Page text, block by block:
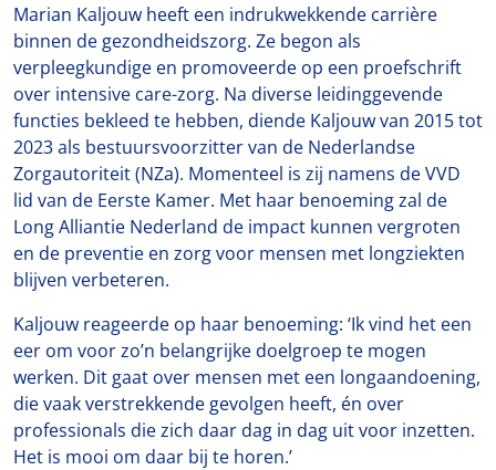
Marian Kaljouw heeft een indrukwekkende carrière
binnen de gezondheidszorg. Ze begon als
verpleegkundige en promoveerde op een proefschrift
over intensive care-zorg. Na diverse leidinggevende
functies bekleed te hebben, diende Kaljouw van 2015 tot
2023 als bestuursvoorzitter van de Nederlandse
Zorgautoriteit (NZa). Momenteel is zij namens de VVD
lid van de Eerste Kamer. Met haar benoeming zal de
Long Alliantie Nederland de impact kunnen vergroten
en de preventie en zorg voor mensen met longziekten
blijven verbeteren.
Kaljouw reageerde op haar benoeming: ‘Ik vind het een
eer om voor zo’n belangrijke doelgroep te mogen
werken. Dit gaat over mensen met een longaandoening,
die vaak verstrekkende gevolgen heeft, én over
professionals die zich daar dag in dag uit voor inzetten.
Het is mooi om daar bij te horen.’